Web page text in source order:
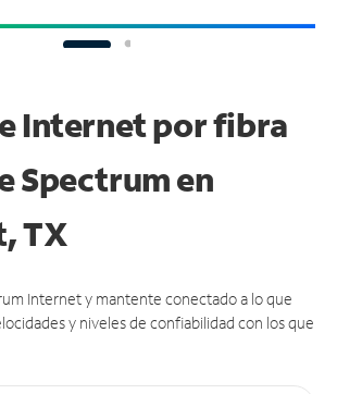
Internet por fibra
Spectrum en
TX
Internet y mantente conectado a lo que
y niveles de confiabilidad con los que